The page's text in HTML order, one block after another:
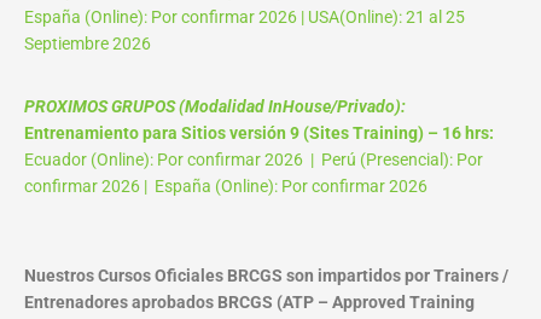
España (Online): Por confirmar 2026 | USA(Online): 21 al 25
Septiembre 2026
PROXIMOS GRUPOS (Modalidad InHouse/Privado):
Entrenamiento para Sitios versión 9 (Sites Training) – 16 hrs:
Ecuador (Online): Por confirmar 2026 | Perú (Presencial): Por
confirmar 2026 | España (Online): Por confirmar 2026
Nuestros Cursos Oficiales BRCGS son impartidos por Trainers /
Entrenadores aprobados BRCGS (ATP – Approved Training